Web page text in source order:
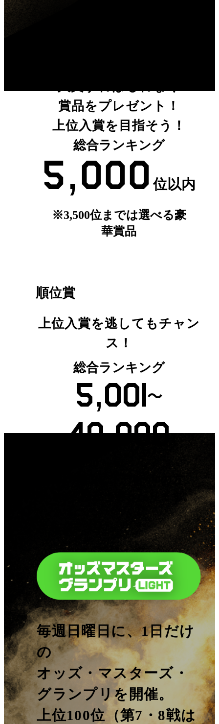
賞品をプレゼント！
上位入賞を目指そう！
総合ランキング
5,000 位以内
※3,500位までは選べる豪
華賞品
順位賞
上位入賞を逃してもチャン
ス！
総合ランキング
5,001〜
40,000
順位の下一桁が0の方、
3,500名様が当選となります。
毎週日曜日に、1日だけ
の
オッズ・マスターズ・
グランプリを開催。
上位100位（第7・8戦は